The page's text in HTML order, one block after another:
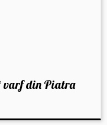
varf din Piatra